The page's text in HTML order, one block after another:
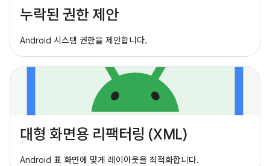
누락된 권한 제안
Android 시스템 권한을 제안합니다.
대형 화면용 리팩터링 (XML)
Android 표 화면에 맞게 레이아웃을 최적화합니다.